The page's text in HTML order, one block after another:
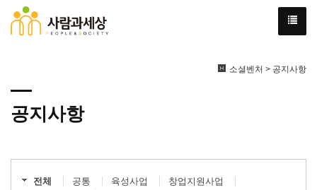
소셜벤처 > 공지사항
공지사항
전체 공통 육성사업
창업지원사업